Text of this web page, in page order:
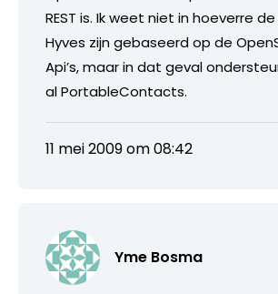
REST is. Ik weet niet in hoeverre de
Hyves zijn gebaseerd op de
Api’s, maar in dat geval
al PortableContacts.
11 mei 2009 om 08:42
Yme Bosma